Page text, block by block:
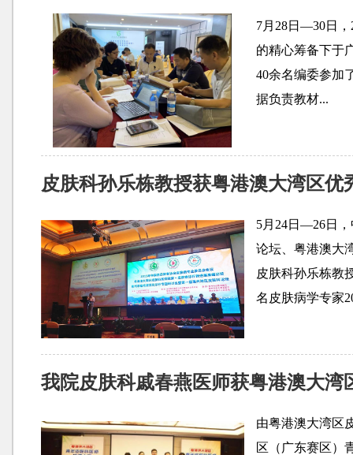
7月28日—30日
的精心筹备下于
40余名编委参加
据负责教材...
皮肤科孙乐栋教授获粤港澳大湾区优
5月24日—26日
论坛、粤港澳大
皮肤科孙乐栋教
名皮肤病学专家
我院皮肤科戚春燕医师获粤港澳大
由粤港澳大湾区
区（广东赛区）